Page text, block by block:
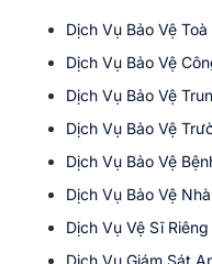
Dịch Vụ Bảo Vệ Toà
Dịch Vụ Bảo Vệ
Dịch Vụ Bảo Vệ
Dịch Vụ Bảo Vệ
Dịch Vụ Bảo Vệ
Dịch Vụ Bảo Vệ
Dịch Vụ Vệ Sĩ Riêng
Dịch Vụ Giám Sát